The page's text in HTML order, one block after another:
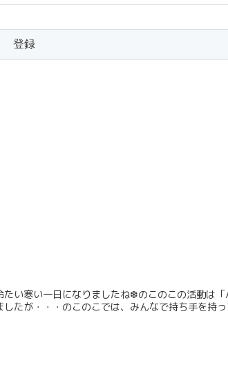
い寒い一日になりましたね❆のこのこの活動は
たが・・・のこのこでは、みんなで持ち手を持